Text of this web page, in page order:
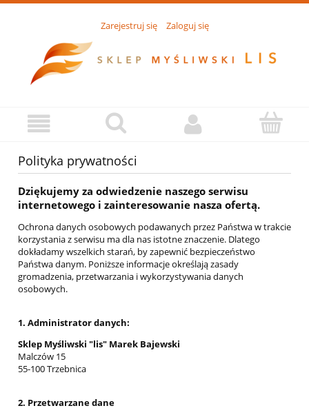
Zarejestruj się Zaloguj się
Polityka prywatności
Dziękujemy za odwiedzenie naszego serwisu
internetowego i zainteresowanie nasza ofertą.
Ochrona danych osobowych podawanych przez Państwa w trakcie
korzystania z serwisu ma dla nas istotne znaczenie. Dlatego
dokładamy wszelkich starań, by zapewnić bezpieczeństwo
Państwa danym. Poniższe informacje określają zasady
gromadzenia, przetwarzania i wykorzystywania danych
osobowych.
1. Administrator danych:
Sklep Myśliwski "lis" Marek Bajewski
Malczów 15
55-100 Trzebnica
2. Przetwarzane dane